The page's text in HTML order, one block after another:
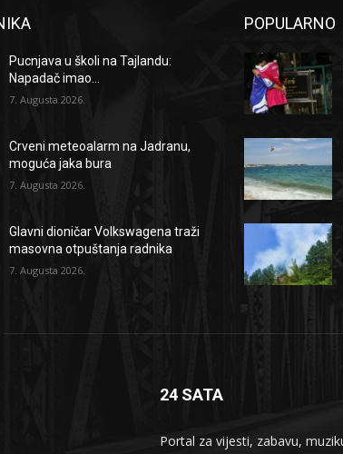
Pucnjava u školi na Tajlandu:
Napadač imao...
7. Augusta 2026.
Crveni meteoalarm na Jadranu,
moguća jaka bura
7. Augusta 2026.
Glavni dioničar Volkswagena traži
masovna otpuštanja radnika
7. Augusta 2026.
POPULARNO
24 SATA
Portal za vijesti, zabavu,